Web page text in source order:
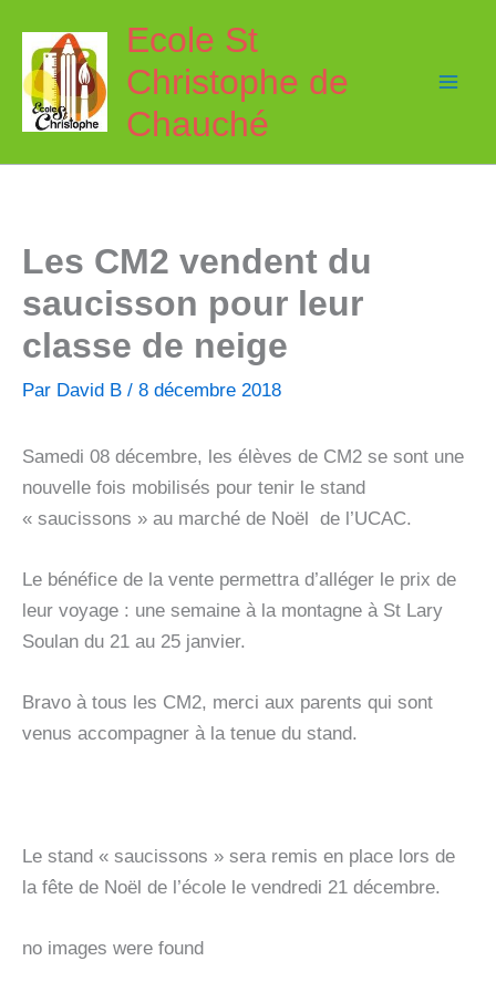
contenu
Ecole St
Christophe de
Chauché
Les CM2 vendent du
saucisson pour leur
classe de neige
Par David B / 8 décembre 2018
Samedi 08 décembre, les élèves de CM2 se sont une
nouvelle fois mobilisés pour tenir le stand
« saucissons » au marché de Noël de l’UCAC.
Le bénéfice de la vente permettra d’alléger le prix de
leur voyage : une semaine à la montagne à St Lary
Soulan du 21 au 25 janvier.
Bravo à tous les CM2, merci aux parents qui sont
venus accompagner à la tenue du stand.
Le stand « saucissons » sera remis en place lors de
la fête de Noël de l’école le vendredi 21 décembre.
no images were found